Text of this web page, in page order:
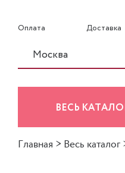
Оплата Доставка
Москва
ВЕСЬ
Главная > Весь каталог